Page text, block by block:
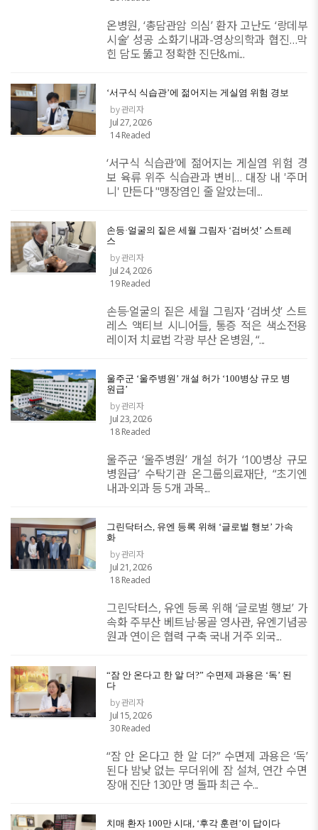
온병원, ‘총담관암 의심’ 환자 고난도 ‘랑데부
시술’ 성공 소화기내과-영상의학과 협진…막
힌 담도 뚫고 정확한 진단&mi...
‘서구식 식습관’에 젊어지는 게실염 위험 경보
by 관리자
Jul 27, 2026
14 Readed
‘서구식 식습관’에 젊어지는 게실염 위험 경
보 육류 위주 식습관과 변비… 대장 내 '주머
니' 만든다 "맹장염인 줄 알았는데...
손등·얼굴의 짙은 세월 그림자 ‘검버섯’ 스트레
스
by 관리자
Jul 24, 2026
19 Readed
손등·얼굴의 짙은 세월 그림자 ‘검버섯’ 스트
레스 액티브 시니어들, 통증 적은 색소전용
레이저 치료법 각광 부산 온병원, “...
​울주군 ‘울주병원’ 개설 허가 ‘100병상 규모 병
원급’
by 관리자
Jul 23, 2026
18 Readed
울주군 ‘울주병원’ 개설 허가 ‘100병상 규모
병원급’ 수탁기관 온그룹의료재단, “초기엔
내과·외과 등 5개 과목...
그린닥터스, 유엔 등록 위해 ‘글로벌 행보’ 가속
화
by 관리자
Jul 21, 2026
18 Readed
그린닥터스, 유엔 등록 위해 ‘글로벌 행보’ 가
속화 주부산 베트남·몽골 영사관, 유엔기념공
원과 연이은 협력 구축 국내 거주 외국...
“잠 안 온다고 한 알 더?” 수면제 과용은 ‘독’ 된
다
by 관리자
Jul 15, 2026
30 Readed
“잠 안 온다고 한 알 더?” 수면제 과용은 ‘독’
된다 밤낮 없는 무더위에 잠 설쳐, 연간 수면
장애 진단 130만 명 돌파 최근 수...
치매 환자 100만 시대, ‘후각 훈련’이 답이다